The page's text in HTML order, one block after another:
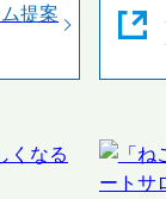
提案